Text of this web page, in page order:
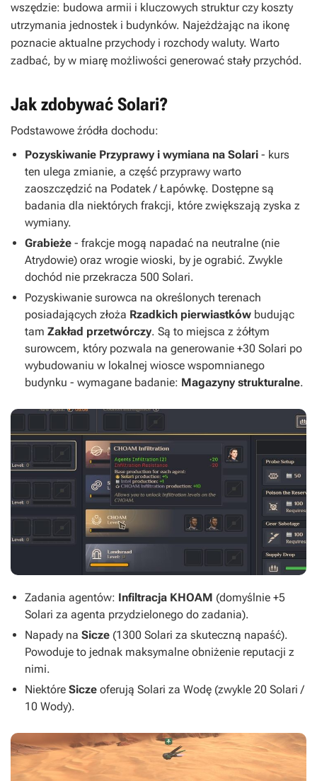
wszędzie: budowa armii i kluczowych struktur czy koszty
utrzymania jednostek i budynków. Najeżdżając na ikonę
poznacie aktualne przychody i rozchody waluty. Warto
zadbać, by w miarę możliwości generować stały przychód.
Jak zdobywać Solari?
Podstawowe źródła dochodu:
Pozyskiwanie Przyprawy i wymiana na Solari - kurs
ten ulega zmianie, a część przyprawy warto
zaoszczędzić na Podatek / Łapówkę. Dostępne są
badania dla niektórych frakcji, które zwiększają zyska z
wymiany.
Grabieże - frakcje mogą napadać na neutralne (nie
Atrydowie) oraz wrogie wioski, by je ograbić. Zwykle
dochód nie przekracza 500 Solari.
Pozyskiwanie surowca na określonych terenach
posiadających złoża Rzadkich pierwiastków budując
tam Zakład przetwórczy. Są to miejsca z żółtym
surowcem, który pozwala na generowanie +30 Solari po
wybudowaniu w lokalnej wiosce wspomnianego
budynku - wymagane badanie: Magazyny strukturalne.
Zadania agentów: Infiltracja KHOAM (domyślnie +5
Solari za agenta przydzielonego do zadania).
Napady na Sicze (1300 Solari za skuteczną napaść).
Powoduje to jednak maksymalne obniżenie reputacji z
nimi.
Niektóre Sicze oferują Solari za Wodę (zwykle 20 Solari /
10 Wody).